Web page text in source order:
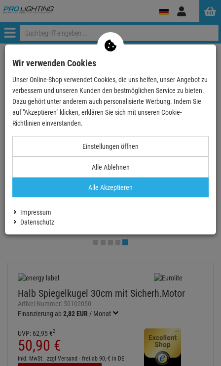
Anmelden
Menü
Weiter einkaufen ProLighting
Halb Spiegelkugel 30cm mit Sicherh.Motor
Halb Spiegelkugel 30cm mit Sicherh.Motor
Artikel-Nummer: 50102050
Finanzierung ab2,82 EUR / Monat
UVP: 62,95€2
50,90 €
inkl. MwSt. zzgl Versand - frei ab 90,-€ in DE
Wir verwenden Cookies
Unser Online-Shop verwendet Cookies, die uns helfen, unser Angebot zu
verbessern und unseren Kunden den bestmöglichen Service zu bieten.
Dazu gehört unter anderem auch personalisierte Werbung. Indem Sie
auf "Akzeptieren" klicken, erklären Sie sich mit unseren Cookie-
Richtlinien einverstanden.
Einstellungen öffnen
Alle Ablehnen
Alle Akzeptieren
Impressum
Datenschutz